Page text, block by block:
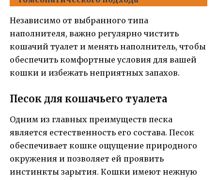
Независимо от выбранного типа
наполнителя, важно регулярно чистить
кошачий туалет и менять наполнитель, чтобы
обеспечить комфортные условия для вашей
кошки и избежать неприятных запахов.
Песок для кошачьего туалета
Одним из главных преимуществ песка
является естественность его состава. Песок
обеспечивает кошке ощущение природного
окружения и позволяет ей проявить
инстинкты зарытия. Кошки имеют нежную